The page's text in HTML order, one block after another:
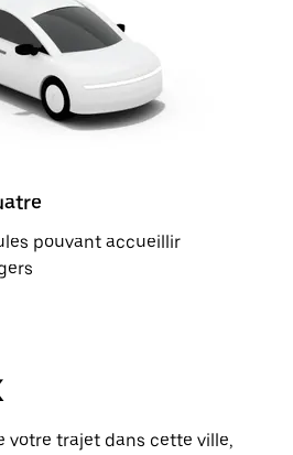
pouvant accueillir
votre trajet dans cette ville,